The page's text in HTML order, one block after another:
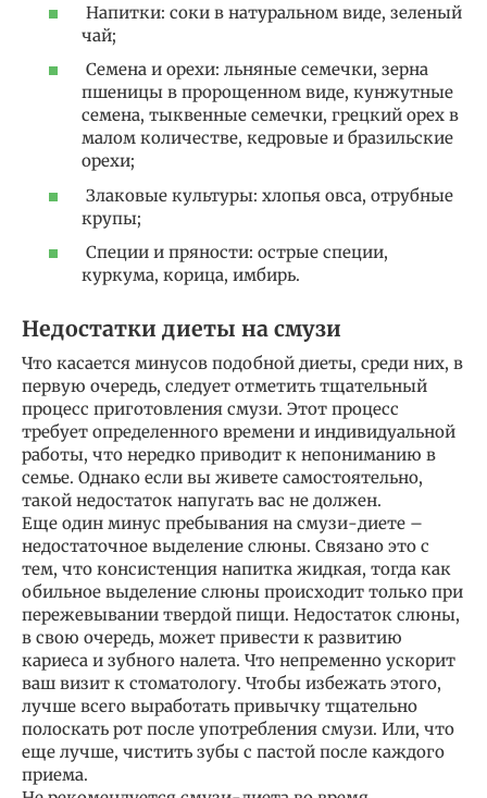
Напитки: соки в натуральном виде, зеленый
чай;
Семена и орехи: льняные семечки, зерна
пшеницы в пророщенном виде, кунжутные
семена, тыквенные семечки, грецкий орех в
малом количестве, кедровые и бразильские
орехи;
Злаковые культуры: хлопья овса, отрубные
крупы;
Специи и пряности: острые специи,
куркума, корица, имбирь.
Недостатки диеты на смузи
Что касается минусов подобной диеты, среди них, в
первую очередь, следует отметить тщательный
процесс приготовления смузи. Этот процесс
требует определенного времени и индивидуальной
работы, что нередко приводит к непониманию в
семье. Однако если вы живете самостоятельно,
такой недостаток напугать вас не должен.
Еще один минус пребывания на смузи-диете –
недостаточное выделение слюны. Связано это с
тем, что консистенция напитка жидкая, тогда как
обильное выделение слюны происходит только при
пережевывании твердой пищи. Недостаток слюны,
в свою очередь, может привести к развитию
кариеса и зубного налета. Что непременно ускорит
ваш визит к стоматологу. Чтобы избежать этого,
лучше всего выработать привычку тщательно
полоскать рот после употребления смузи. Или, что
еще лучше, чистить зубы с пастой после каждого
приема.